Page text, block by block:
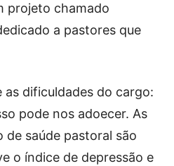
projeto chamado
a pastores que
as dificuldades do cargo:
pode nos adoecer. As
de saúde pastoral são
o índice de depressão e